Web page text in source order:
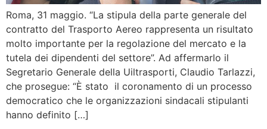
Roma, 31 maggio. “La stipula della parte generale del
contratto del Trasporto Aereo rappresenta un risultato
molto importante per la regolazione del mercato e la
tutela dei dipendenti del settore”. Ad affermarlo il
Segretario Generale della Uiltrasporti, Claudio Tarlazzi,
che prosegue: “È stato il coronamento di un processo
democratico che le organizzazioni sindacali stipulanti
hanno definito […]